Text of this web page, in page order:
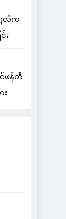
ဂလိက
း
င်ဖန်တီ
း